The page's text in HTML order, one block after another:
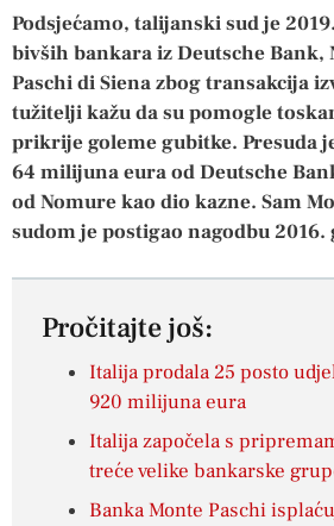
Podsjećamo, talijanski sud je
bivših bankara iz Deutsche Bank,
Paschi di Siena zbog transakcija
tužitelji kažu da su pomogle
prikrije goleme gubitke. Presuda
64 milijuna eura od Deutsche
od Nomure kao dio kazne. Sam
sudom je postigao nagodbu 2016.
Pročitajte još:
Italija prodala 25 posto
920 milijuna eura
Italija započela s
treće velike bankarske
Banka Monte Paschi